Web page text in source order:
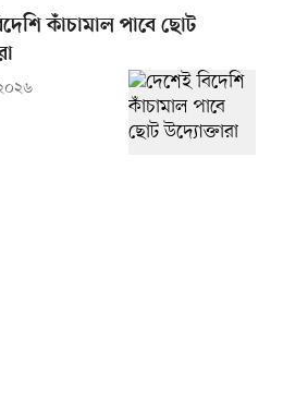
কাঁচামাল পাবে ছোট